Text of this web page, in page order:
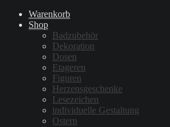
Warenkorb
Shop
Badzubehör
Dekoration
Dosen
Etageren
Figuren
Herzensgeschenke
Lesezeichen
individuelle Gestaltung
Ostern